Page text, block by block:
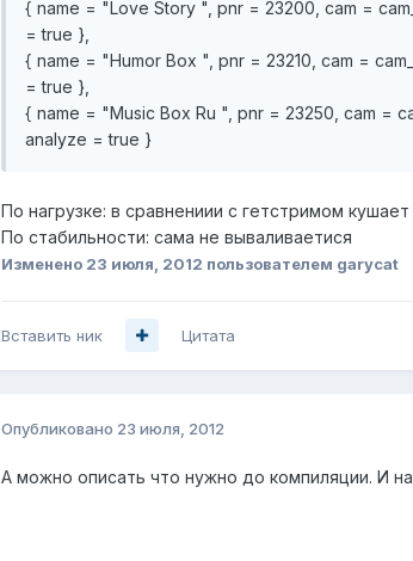
{ name = "Love Story ", pnr = 23200, cam =
= true },
{ name = "Humor Box ", pnr = 23210, cam =
= true },
{ name = "Music Box Ru ", pnr = 23250, cam =
analyze = true }
По нагрузке: в сравнениии с гетстримом
По стабильности: сама не вываливаетися
Изменено 23 июля, 2012 пользователем garycat
Вставить ник Цитата
Опубликовано 23 июля, 2012
А можно описать что нужно до компиляции. И